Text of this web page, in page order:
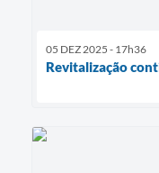
05 DEZ 2025 - 17h36
Revitalização